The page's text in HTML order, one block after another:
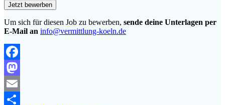
Um sich für diesen Job zu bewerben, sende deine Unterlagen per
E-Mail an info@vermittlung-koeln.de
Facebook
Mastodon
Email